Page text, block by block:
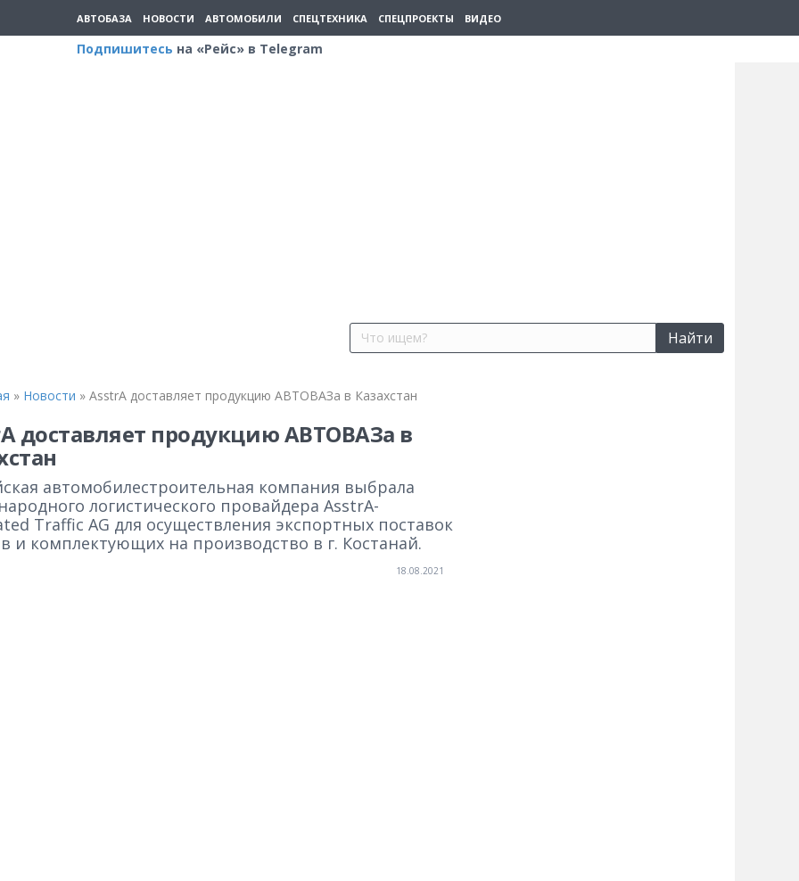
АВТОБАЗА НОВОСТИ АВТОМОБИЛИ СПЕЦТЕХНИКА СПЕЦПРОЕКТЫ ВИДЕО
Подпишитесь на «Рейс» в Telegram
Найти
» Новости » AsstrA доставляет продукцию АВТОВАЗа в Казахстан
доставляет продукцию АВТОВАЗа в
автомобилестроительная компания выбрала
логистического провайдера AsstrA-
Traffic AG для осуществления экспортных поставок
и комплектующих на производство в г. Костанай.
18.08.2021